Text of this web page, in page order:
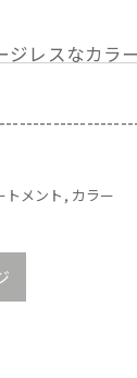
ジレスなカラ
トメント カラー